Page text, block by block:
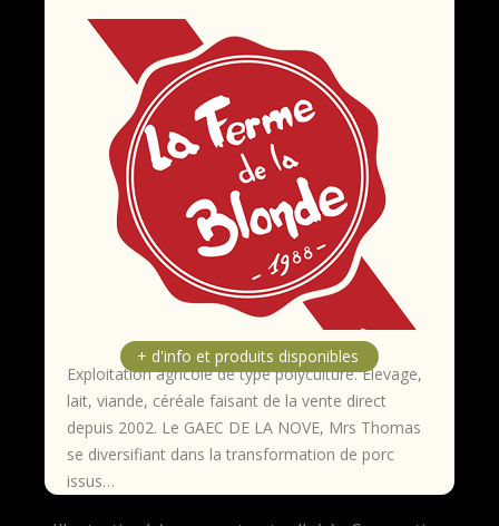
Exploitation agricole de type polyculture. Élevage,
lait, viande, céréale faisant de la vente direct
depuis 2002. Le GAEC DE LA NOVE, Mrs Thomas
se diversifiant dans la transformation de porc
issus…